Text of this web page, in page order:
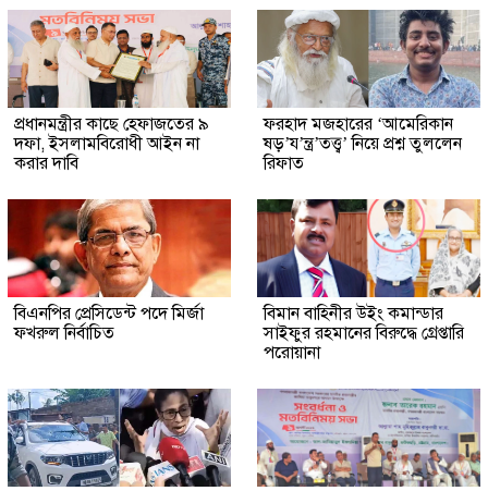
প্রধানমন্ত্রীর কাছে হেফাজতের ৯
দফা, ইসলামবিরোধী আইন না
করার দাবি
ফরহাদ মজহারের ‘আমেরিকান
ষড়’য’ন্ত্র’তত্ত্ব’ নিয়ে প্রশ্ন তুললেন
রিফাত
বিএনপির প্রেসিডেন্ট পদে মির্জা
ফখরুল নির্বাচিত
বিমান বাহিনীর উইং কমান্ডার
সাইফুর রহমানের বিরুদ্ধে গ্রেপ্তারি
পরোয়ানা